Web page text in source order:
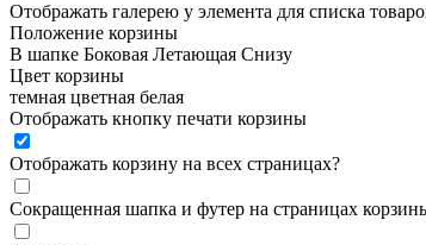
Отображать галерею у элемента для списка
Положение корзины
В шапке Боковая Летающая Снизу
Цвет корзины
темная цветная белая
Отображать кнопку печати корзины
Отображать корзину на всех страницах?
Сокращенная шапка и футер на страницах